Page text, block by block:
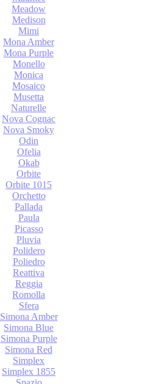
Meadow
Medison
Mimi
Mona Amber
Mona Purple
Monello
Monica
Mosaico
Musetta
Naturelle
Nova Cognac
Nova Smoky
Odin
Ofelia
Okab
Orbite
Orbite 1015
Orchetto
Pallada
Paula
Picasso
Pluvia
Polidero
Poliedro
Reattiva
Reggia
Romolla
Sfera
Simona Amber
Simona Blue
Simona Purple
Simona Red
Simplex
Simplex 1855